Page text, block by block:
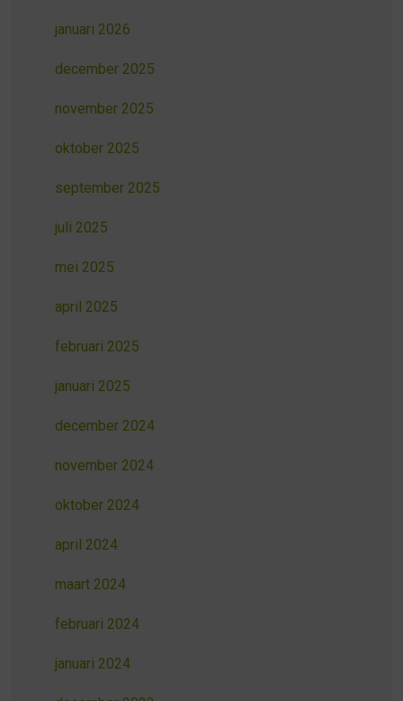
januari 2026
december 2025
november 2025
oktober 2025
september 2025
juli 2025
mei 2025
april 2025
februari 2025
januari 2025
december 2024
november 2024
oktober 2024
april 2024
maart 2024
februari 2024
januari 2024